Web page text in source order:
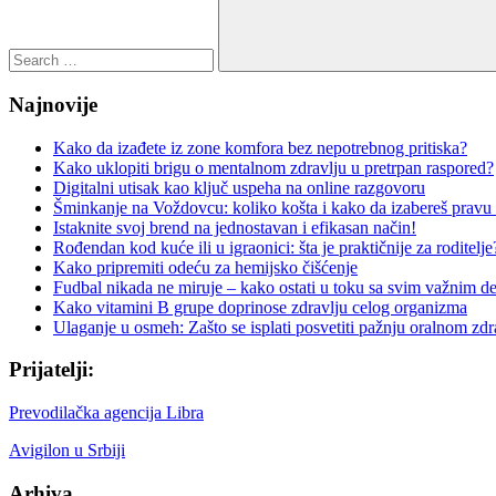
Search
Najnovije
Kako da izađete iz zone komfora bez nepotrebnog pritiska?
Kako uklopiti brigu o mentalnom zdravlju u pretrpan raspored?
Digitalni utisak kao ključ uspeha na online razgovoru
Šminkanje na Voždovcu: koliko košta i kako da izabereš
Istaknite svoj brend na jednostavan i efikasan način!
Rođendan kod kuće ili u igraonici: šta je praktičnije za
Kako pripremiti odeću za hemijsko čišćenje
Fudbal nikada ne miruje – kako ostati u toku sa svim važnim
Kako vitamini B grupe doprinose zdravlju celog organizma
Ulaganje u osmeh: Zašto se isplati posvetiti pažnju oralnom
Prijatelji:
Prevodilačka agencija Libra
Avigilon u Srbiji